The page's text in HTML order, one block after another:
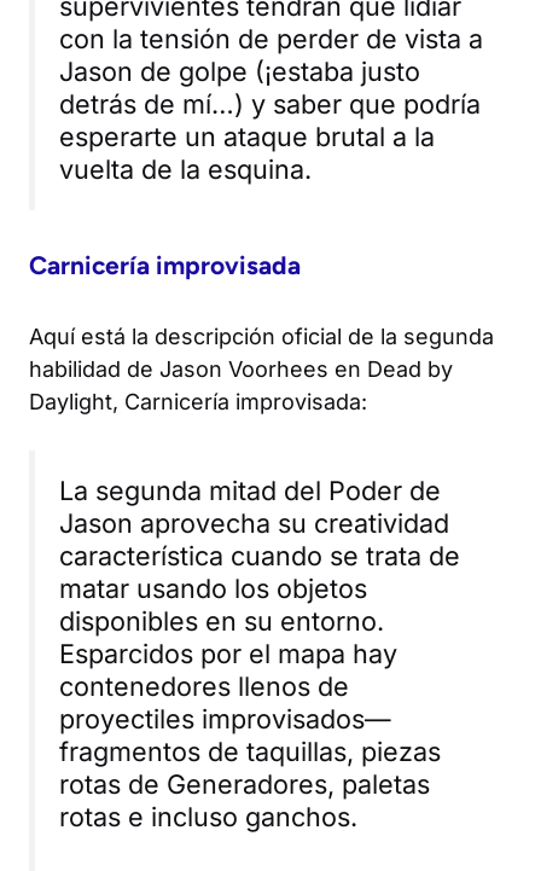
con la tensión de perder de vista a
Jason de golpe (¡estaba justo
detrás de mí…) y saber que podría
esperarte un ataque brutal a la
vuelta de la esquina.
Carnicería improvisada
Aquí está la descripción oficial de la segunda
habilidad de Jason Voorhees en Dead by
Daylight, Carnicería improvisada:
La segunda mitad del Poder de
Jason aprovecha su creatividad
característica cuando se trata de
matar usando los objetos
disponibles en su entorno.
Esparcidos por el mapa hay
contenedores llenos de
proyectiles improvisados—
fragmentos de taquillas, piezas
rotas de Generadores, paletas
rotas e incluso ganchos.